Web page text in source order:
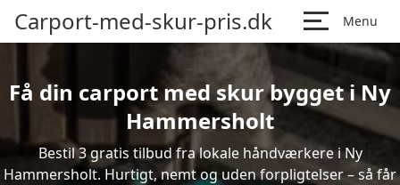
Carport-med-skur-pris.dk Menu
Få din carport med skur bygget i Ny
Hammersholt
Bestil 3 gratis tilbud fra lokale håndværkere i Ny
Hammersholt. Hurtigt, nemt og uden forpligtelser – så får